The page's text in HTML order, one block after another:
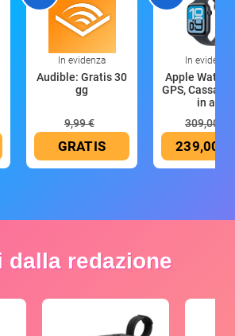
In evidenza
Audible: Gratis 30
gg
9,99 €
GRATIS
In evidenza
Apple Watch
GPS, Cassa
in all
309,00 €
239,00 €
dalla redazione